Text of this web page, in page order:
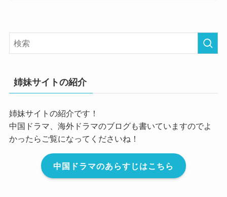
姉妹サイトの紹介
姉妹サイトの紹介です！
中国ドラマ、海外ドラマのブログも書いていますのでよ
かったらご覧になってくださいね！
中国ドラマのあらすじはこちら